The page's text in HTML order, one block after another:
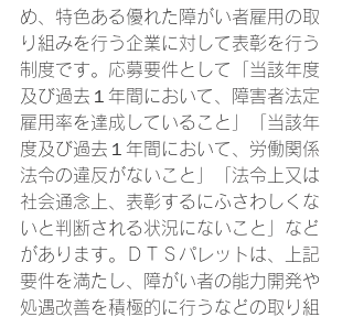
め、特色ある優れた障がい者雇用の取
り組みを行う企業に対して表彰を行う
制度です。応募要件として「当該年度
及び過去１年間において、障害者法定
雇用率を達成していること」「当該年
度及び過去１年間において、労働関係
法令の違反がないこと」「法令上又は
社会通念上、表彰するにふさわしくな
いと判断される状況にないこと」など
があります。ＤＴＳパレットは、上記
要件を満たし、障がい者の能力開発や
処遇改善を積極的に行うなどの取り組